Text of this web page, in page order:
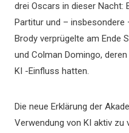
drei Oscars in dieser Nacht:
Partitur und – insbesondere
Brody verprügelte am Ende
und Colman Domingo,
KI -Einfluss hatten.
Die neue Erklärung der
Verwendung von KI aktiv zu